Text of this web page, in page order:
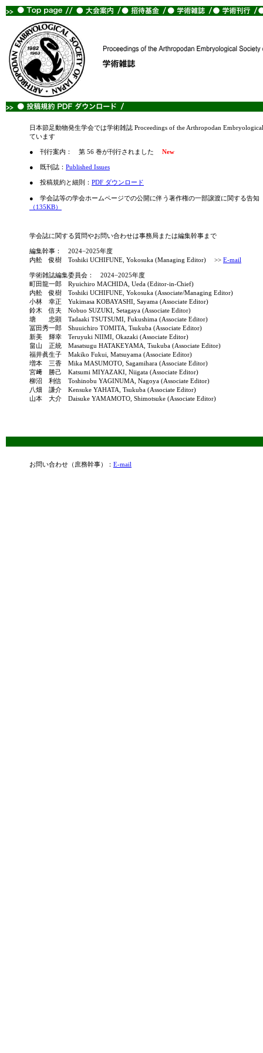
日本節足動物発生学会では学術雑誌 Proceedings of the Arthropodan
ています
● 刊行案内： 第 56 巻が刊行されました New
● 既刊誌 ： Published Issues
● 投稿規約と細則 ： PDF ダウンロード
● 学会誌等の学会ホームページでの公開に伴う著作権の一部譲渡に関する告知
（135KB）
学会誌に関する質問やお問い合わせは事務局または編集幹事まで
編集幹事： 2024−2025年度
内舩 俊樹 Toshiki UCHIFUNE, Yokosuka (Managing Editor) >> E-mail
学術雑誌編集委員会： 2024−2025年度
町田龍一郎 Ryuichiro MACHIDA, Ueda (Editor-in-Chief)
内舩 俊樹 Toshiki UCHIFUNE, Yokosuka (Associate/Managing Editor)
小林
幸正 Yukimasa KOBAYASHI , Sayama (Associate Editor)
鈴木 信夫 Nobuo SUZUKI, Setagaya (Associate Editor)
塘 忠顕 Tadaaki TSUTSUMI, Fukushima (Associate Editor)
冨田秀一郎 Shuuichiro TOMITA, Tsukuba (Associate Editor)
新美
輝幸 Teruyuki NIIMI Okazaki (Associate Editor)
畠山 正統 Masatsugu HATAKEYAMA, Tsukuba (Associate Editor)
福井眞生子 Makiko Fukui, Matsuyama (Associate Editor)
増本 三香 Mika MASUMOTO, Sagamihara (Associate Editor)
宮﨑 勝己 Katsumi MIYAZAKI, Niigata (Associate Editor)
柳沼 利信 Toshinobu YAGINUMA, Nagoya (Associate Editor)
八畑 謙介 Kensuke YAHATA, Tsukuba (Associate Editor)
山本 大介 Daisuke YAMAMOTO, Shimotsuke (Associate Editor)
お問い合わせ（庶務幹事）： E-mail